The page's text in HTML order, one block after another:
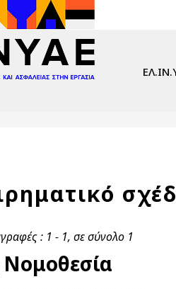
: 1 - 1, σε σύνολο 1
Νομοθεσία